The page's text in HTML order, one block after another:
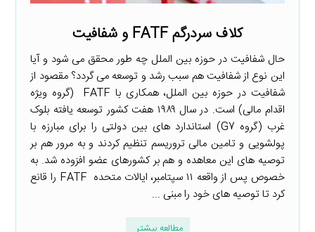
کلاف سردرگم FATF و شفافیت
حال شفافیت در حوزه بین الملل چه طور محقق می شود و آیا
این نوع از شفافیت هم سبب رشد و توسعه می گردد؟ مقصود از
شفافیت در حوزه بین الملل، همکاری با FATF (گروه ویژه
اقدام مالی) است. در سال ۱۹۸۹ هفت کشور توسعه یافته بلوک
غرب (گروه G7) استاندارد های بین دولتی را برای مبارزه با
پولشویی و تامین مالی تروریسم تنظیم کردند و به مرور هم بر
توصیه های این معاهده و هم بر کشورهای عضو افزوده شد. به
خصوص پس از واقعه ۱۱ سپتامبر، ایالات متحده FATF را قانع
کرد تا توصیه های خود را مبنی ...
مطالعه بیشتر